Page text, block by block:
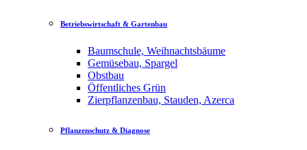
Betriebswirtschaft & Gartenbau
Baumschule, Weihnachtsbäume
Gemüsebau, Spargel
Obstbau
Öffentliches Grün
Zierpflanzenbau, Stauden, Azerca
Pflanzenschutz & Diagnose